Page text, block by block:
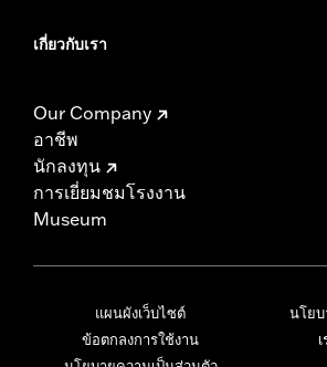
เกี่ยวกับเรา
Our Company
อาชีพ
นักลงทุน
การเยี่ยมชมโรงงาน
Museum
แผนผังเว็บไซต์
ข้อตกลงการใช้งาน
นโยบ